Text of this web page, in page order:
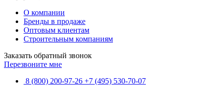
О компании
Бренды в продаже
Оптовым клиентам
Строительным компаниям
Заказать обратный звонок
Перезвоните мне
8 (800) 200-97-26 +7 (495) 530-70-07